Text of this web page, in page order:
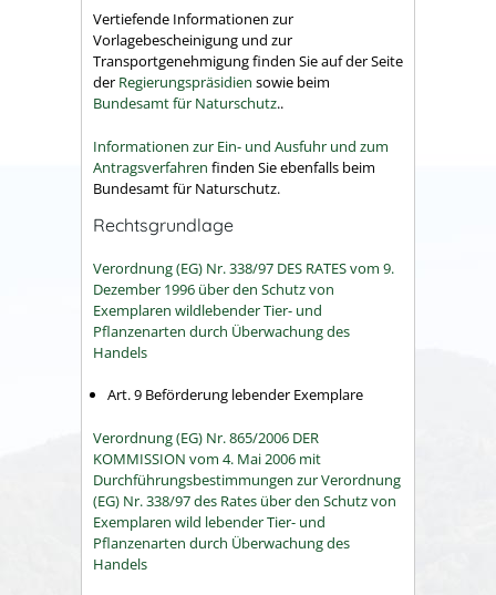
Vertiefende Informationen zur
Vorlagebescheinigung und zur
Transportgenehmigung finden Sie auf der Seite
der Regierungspräsidien sowie beim
Bundesamt für Naturschutz..
Informationen zur Ein- und Ausfuhr und zum
Antragsverfahren finden Sie ebenfalls beim
Bundesamt für Naturschutz.
Rechtsgrundlage
Verordnung (EG) Nr. 338/97 DES RATES vom 9.
Dezember 1996 über den Schutz von
Exemplaren wildlebender Tier- und
Pflanzenarten durch Überwachung des
Handels
Art. 9 Beförderung lebender Exemplare
Verordnung (EG) Nr. 865/2006 DER
KOMMISSION vom 4. Mai 2006 mit
Durchführungsbestimmungen zur Verordnung
(EG) Nr. 338/97 des Rates über den Schutz von
Exemplaren wild lebender Tier- und
Pflanzenarten durch Überwachung des
Handels